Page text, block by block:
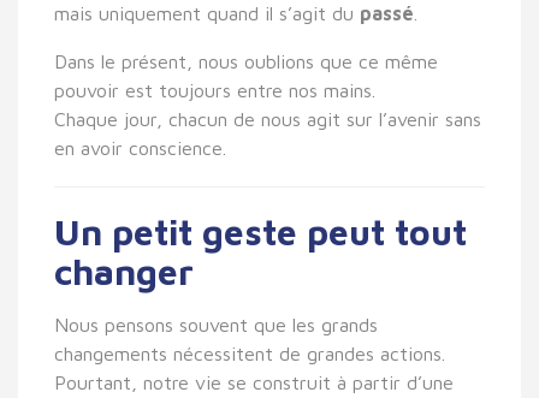
mais uniquement quand il s’agit du passé
Dans le présent, nous oublions que ce même
pouvoir est toujours entre nos mains.
Chaque jour, chacun de nous agit sur l’avenir sans
en avoir conscience.
Un petit geste peut tout
changer
Nous pensons souvent que les grands
changements nécessitent de grandes actions.
Pourtant, notre vie se construit à partir d’une